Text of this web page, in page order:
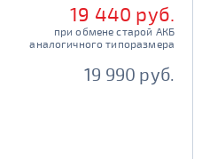
19 440 руб.
при обмене старой АКБ
аналогичного типоразмера
19 990 руб.